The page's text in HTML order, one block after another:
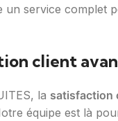
un service complet
client
la satisfaction
équipe est là